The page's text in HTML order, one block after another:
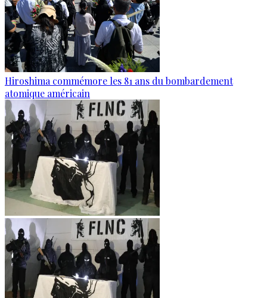
Hiroshima commémore les 81 ans du bombardement
atomique américain